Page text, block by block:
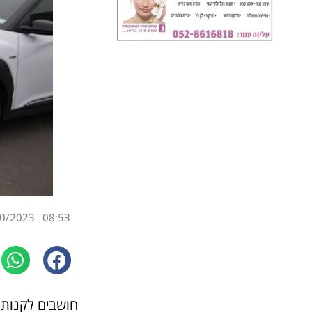
08:53
2023